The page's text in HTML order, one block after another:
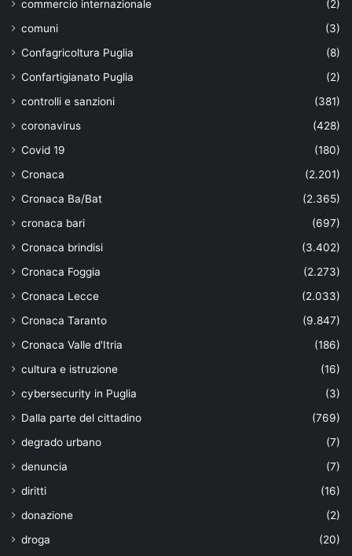
commercio internazionale
(2)
comuni
(3)
Confagricoltura Puglia
(8)
Confartigianato Puglia
(2)
controlli e sanzioni
(381)
coronavirus
(428)
Covid 19
(180)
Cronaca
(2.201)
Cronaca Ba/Bat
(2.365)
cronaca bari
(697)
Cronaca brindisi
(3.402)
Cronaca Foggia
(2.273)
Cronaca Lecce
(2.033)
Cronaca Taranto
(9.847)
Cronaca Valle d'Itria
(186)
cultura e istruzione
(16)
cybersecurity in Puglia
(3)
Dalla parte del cittadino
(769)
degrado urbano
(7)
denuncia
(7)
diritti
(16)
donazione
(2)
droga
(20)